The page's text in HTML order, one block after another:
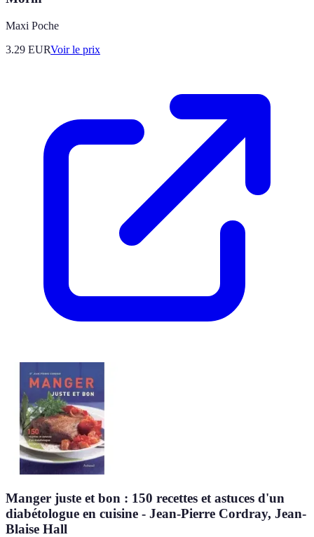
Maxi Poche
3.29 EURVoir le prix
Manger juste et bon : 150 recettes et astuces d'un
diabétologue en cuisine - Jean-Pierre Cordray, Jean-
Blaise Hall